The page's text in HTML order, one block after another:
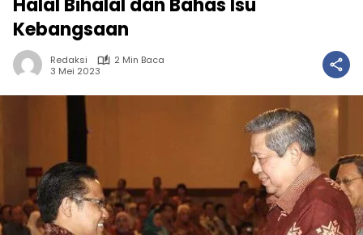
Halal Bihalal dan Bahas Isu
Kebangsaan
Redaksi
2 Min Baca
3 Mei 2023